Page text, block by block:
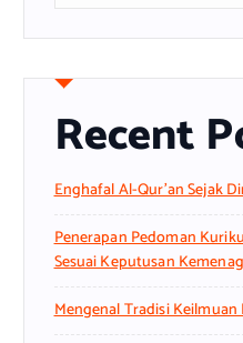
Recent
Enghafal Al-Qur’an Sejak
Penerapan Pedoman
Sesuai Keputusan
Mengenal Tradisi Keilmuan